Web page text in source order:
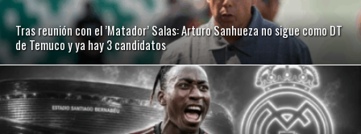
Tras reunión con el ’Matador’ Salas: Arturo Sanhueza no sigue como DT
de Temuco y ya hay 3 candidatos